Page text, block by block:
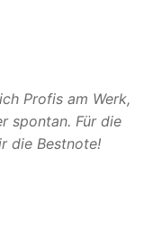
Profis am Werk,
spontan. Für die
die Bestnote!